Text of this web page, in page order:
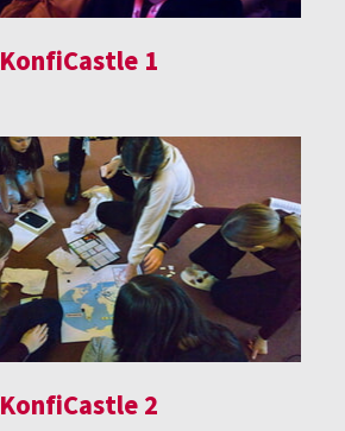
KonfiCastle 1
KonfiCastle 2